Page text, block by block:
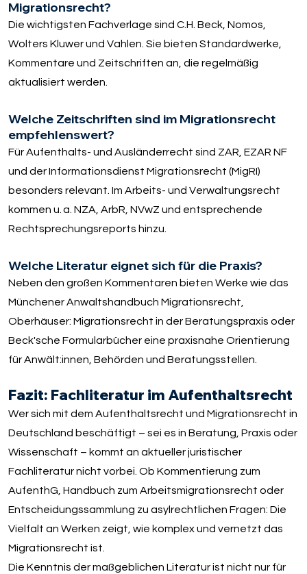
Migrationsrecht?
Die wichtigsten Fachverlage sind C.H. Beck, Nomos,
Wolters Kluwer und Vahlen. Sie bieten Standardwerke,
Kommentare und Zeitschriften an, die regelmäßig
aktualisiert werden.
Welche Zeitschriften sind im Migrationsrecht
empfehlenswert?
Für Aufenthalts- und Ausländerrecht sind ZAR, EZAR NF
und der Informationsdienst Migrationsrecht (MigRI)
besonders relevant. Im Arbeits- und Verwaltungsrecht
kommen u. a. NZA, ArbR, NVwZ und entsprechende
Rechtsprechungsreports hinzu.
Welche Literatur eignet sich für die Praxis?
Neben den großen Kommentaren bieten Werke wie das
Münchener Anwaltshandbuch Migrationsrecht,
Oberhäuser: Migrationsrecht in der Beratungspraxis oder
Beck'sche Formularbücher eine praxisnahe Orientierung
für Anwält:innen, Behörden und Beratungsstellen.
Fazit: Fachliteratur im Aufenthaltsrecht
Wer sich mit dem Aufenthaltsrecht und Migrationsrecht in
Deutschland beschäftigt – sei es in Beratung, Praxis oder
Wissenschaft – kommt an aktueller juristischer
Fachliteratur nicht vorbei. Ob Kommentierung zum
AufenthG, Handbuch zum Arbeitsmigrationsrecht oder
Entscheidungssammlung zu asylrechtlichen Fragen: Die
Vielfalt an Werken zeigt, wie komplex und vernetzt das
Migrationsrecht ist.
Die Kenntnis der maßgeblichen Literatur ist nicht nur für